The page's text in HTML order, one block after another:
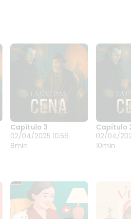
CAPÍTULO 3
02/04/2025 10:56
Carlos Pérez Uralde
02/04/
Capítulo 3
02/04/2025 10:56
8min
Capítulo
02/04/
10min